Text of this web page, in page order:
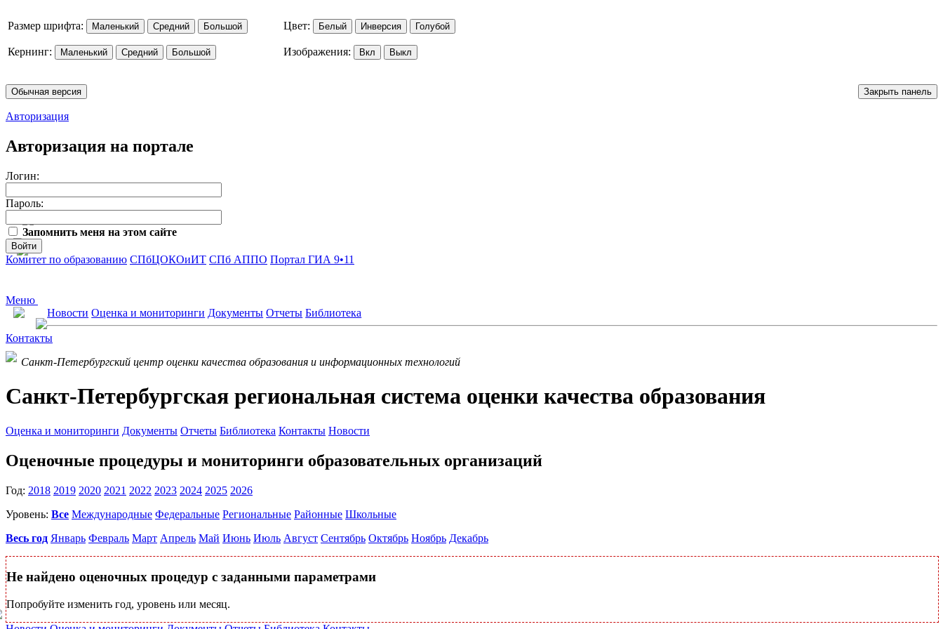
Размер шрифта: Маленький Средний Большой
Кернинг: Маленький Средний Большой
Цвет: Белый Инверсия Голубой
Изображения: Вкл Выкл
Обычная версия Закрыть панель
Авторизация
Авторизация на портале
Логин:
Пароль:
Запомнить меня на этом сайте
Войти
Комитет по образованию СПбЦОКОиИТ СПб АППО Портал ГИА 9•11
Меню
Новости Оценка и мониторинги Документы Отчеты Библиотека
Контакты
Санкт-Петербургский центр оценки качества образования и информационных технологий
Санкт-Петербургская региональная система оценки качества образования
Оценка и мониторинги Документы Отчеты Библиотека Контакты Новости
Оценочные процедуры и мониторинги образовательных организаций
Год: 2018 2019 2020 2021 2022 2023 2024 2025 2026
Уровень: Все Международные Федеральные Региональные Районные Школьные
Весь год Январь Февраль Март Апрель Май Июнь Июль Август Сентябрь Октябрь Ноябрь Декабрь
Не найдено оценочных процедур с заданными параметрами
Попробуйте изменить год, уровень или месяц.